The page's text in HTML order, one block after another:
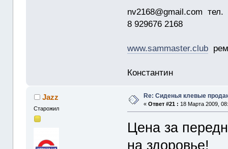
nv2168@gmail.com тел.
8 929676 2168
www.sammaster.club
Константин
Jazz
Старожил
Re: Сиденья клевые
«Ответ #21 : 18 Марта 2009,
Цена за
на здоровье!